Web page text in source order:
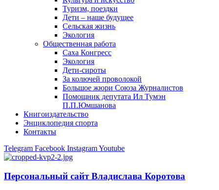
Туризм, поездки
Дети – наше будущее
Сельская жизнь
Экология
Общественная работа
Саха Конгресс
Экология
Дети-сироты
За колючей проволокой
Большое жюри Союза Журналистов
Помощник депутата Ил Тумэн
П.П.Юмшанова
Книгоиздательство
Энциклопедия спорта
Контакты
Telegram Facebook InstagramYoutube
Персональный сайт Владислава Коротова